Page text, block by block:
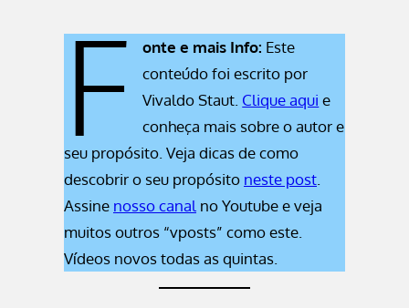
F onte e mais Info: Este
conteúdo foi escrito por
Vivaldo Staut. Clique aqui e
conheça mais sobre o autor e
seu propósito. Veja dicas de como
descobrir o seu propósito neste post
Assine nosso canal no Youtube e veja
muitos outros “vposts” como este.
Vídeos novos todas as quintas.